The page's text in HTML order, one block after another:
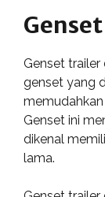
Genset trailer
genset yang
Genset ini
dikenal
lama.